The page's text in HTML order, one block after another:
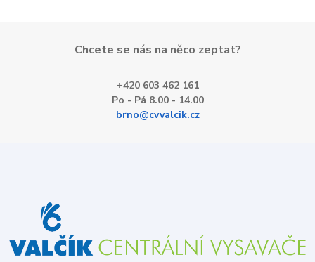
Chcete se nás na něco zeptat?
+420 603 462 161
Po - Pá 8.00 - 14.00
brno@cvvalcik.cz